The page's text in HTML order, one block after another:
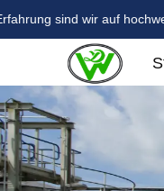
sind wir auf